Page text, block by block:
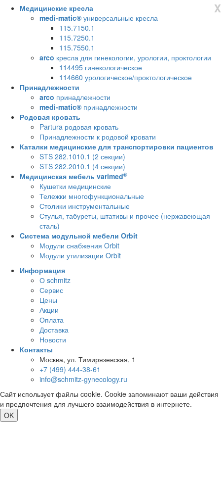
X
Медицинские кресла
medi-matic® универсальные кресла
115.7150.1
115.7250.1
115.7550.1
arco кресла для гинекологии, урологии, проктологии
114495 гинекологическое
114660 урологическое/проктологическое
Принадлежности
arco принадлежности
medi-matic® принадлежности
Родовая кровать
Partura родовая кровать
Принадлежности к родовой кровати
Каталки медицинские для транспортировки пациентов
STS 282.1010.1 (2 секции)
STS 282.2010.1 (4 секции)
Медицинская мебель varimed®
Кушетки медицинские
Тележки многофункциональные
Столики инструментальные
Стулья, табуреты, штативы и прочее (нержавеющая
сталь)
Cистема модульной мебели Orbit
Модули снабжения Orbit
Модули утилизации Orbit
Информация
О schmitz
Сервис
Цены
Акции
Оплата
Доставка
Новости
Контакты
Москва, ул. Тимирязевская, 1
+7 (499) 444-38-61
info@schmitz-gynecology.ru
Сайт использует файлы cookie. Cookie запоминают ваши действия
и предпочтения для лучшего взаимодействия в интернете.
OK